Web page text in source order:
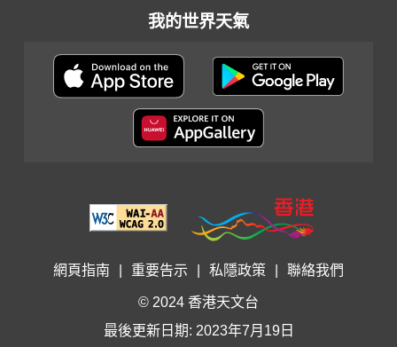
我的世界天氣
網頁指南 重要告示 私隱政策 聯絡我們
© 2024 香港天文台
最後更新日期: 2023年7月19日